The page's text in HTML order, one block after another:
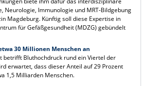
Neurologie, Immunologie und MRT-Bildgebung
Magdeburg. Künftig soll diese Expertise in
für Gefäßgesundheit (MDZG) gebündelt
30 Millionen Menschen an
betrifft Bluthochdruck rund ein Viertel der
erwartet, dass dieser Anteil auf 29 Prozent
1,5 Milliarden Menschen.